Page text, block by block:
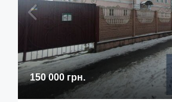
150 000 грн.